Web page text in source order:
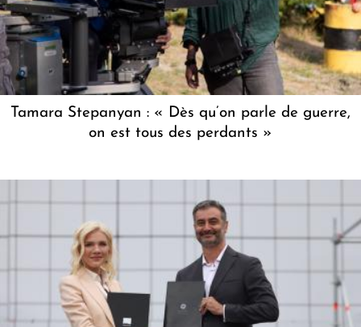
Tamara Stepanyan : « Dès qu’on parle de guerre,
on est tous des perdants »